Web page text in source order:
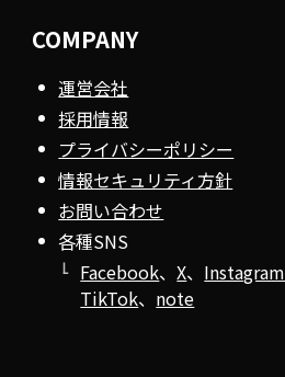
COMPANY
運営会社
採用情報
プライバシーポリシー
情報セキュリティ方針
お問い合わせ
各種SNS
Facebook、X、 Instagram
TikTok、 note